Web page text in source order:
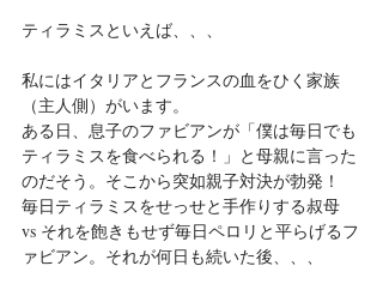
ティラミスといえば、、、
私にはイタリアとフランスの血をひく家族
（主人側）がいます。
ある日、息子のファビアンが「僕は毎日でも
ティラミスを食べられる！」と母親に言った
のだそう。そこから突如親子対決が勃発！
毎日ティラミスをせっせと手作りする叔母
vs それを飽きもせず毎日ペロリと平らげるフ
ァビアン。それが何日も続いた後、、、